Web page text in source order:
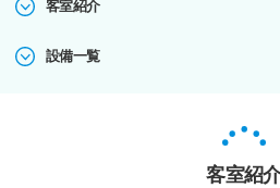
客室紹介
設備一覧
客室紹